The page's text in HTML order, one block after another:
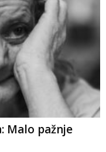
Malo pažnje